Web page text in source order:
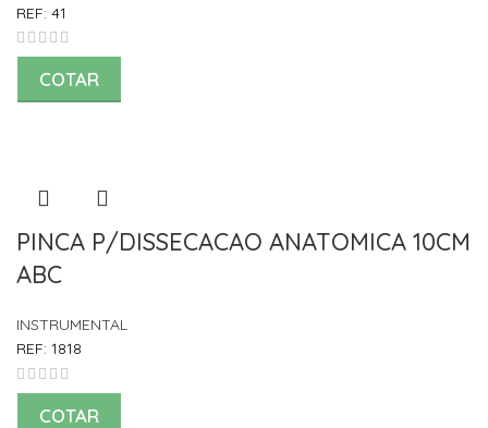
REF: 41
COTAR
PINCA P/DISSECACAO ANATOMICA 10CM
ABC
INSTRUMENTAL
REF: 1818
COTAR